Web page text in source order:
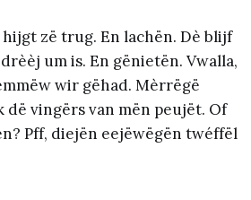
hijgt zë trug. En lachën. Dè blijf
um is. En gënietën. Vwalla,
wir gëhad. Mèrrëgë
dë vingërs van mën peujët. Of
Pff, diejën eejëwëgën twéffël